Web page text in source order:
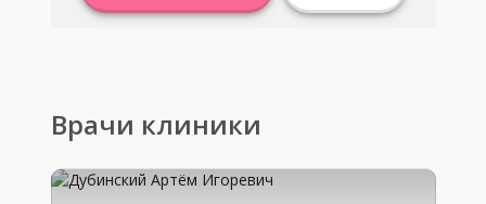
Врачи клиники